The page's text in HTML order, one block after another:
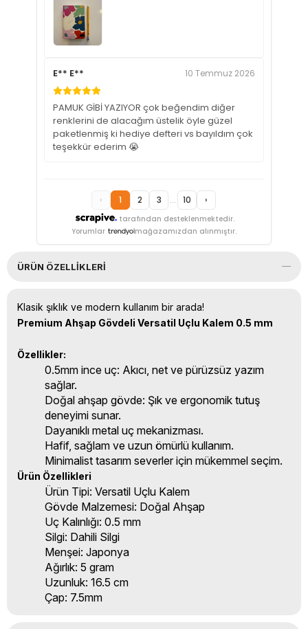
E** E** 10 Temmuz 2026
PAMUK GİBİ YAZIYOR çok beğendim diğer
renklerini de alacağım üstelik öyle güzel
paketlenmiş ki hediye defteri vs bayıldım çok
teşekkür ederim 😭
tarafından desteklenmektedir.
‹ 1 2 3 ... 10 ›
Yorumlar mağazamızdan alınmıştır.
ÜRÜN ÖZELLIKLERI
Klasik şıklık ve modern kullanım bir arada!
Premium Ahşap Gövdeli Versatil Uçlu Kalem 0.5 mm
Özellikler:
0.5mm ince uç: Akıcı, net ve pürüzsüz yazım
sağlar.
Doğal ahşap gövde: Şık ve ergonomik tutuş
deneyimi sunar.
Dayanıklı metal uç mekanizması.
Hafif, sağlam ve uzun ömürlü kullanım.
Minimalist tasarım severler için mükemmel seçim.
Ürün Özellikleri
Ürün Tipi: Versatil Uçlu Kalem
Gövde Malzemesi: Doğal Ahşap
Uç Kalınlığı: 0.5 mm
Silgi: Dahili Silgi
Menşei: Japonya
Ağırlık: 5 gram
Uzunluk: 16.5 cm
Çap: 7.5mm